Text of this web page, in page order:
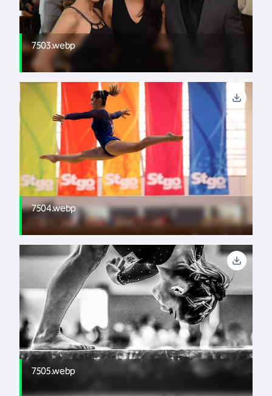
7503.webp
7504.webp
7505.webp